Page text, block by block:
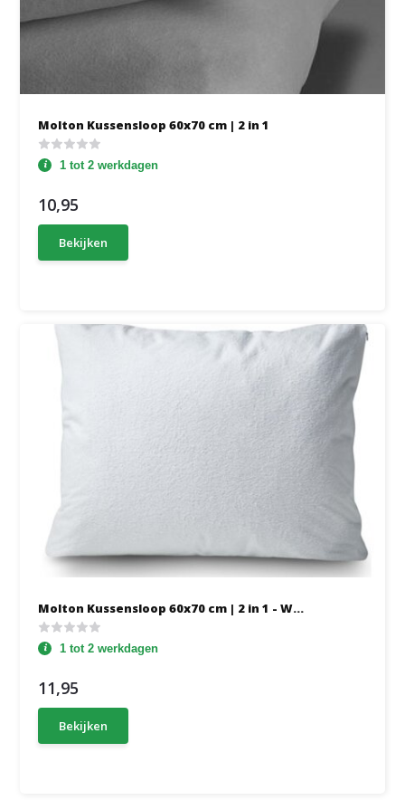
Molton Kussensloop 60x70 cm | 2 in 1
1 tot 2 werkdagen
10,95
Bekijken
Molton Kussensloop 60x70 cm | 2 in 1 - W...
1 tot 2 werkdagen
11,95
Bekijken